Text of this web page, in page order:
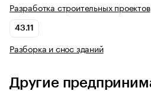
Разработка строительных проектов
43.11
Разборка и снос зданий
Другие